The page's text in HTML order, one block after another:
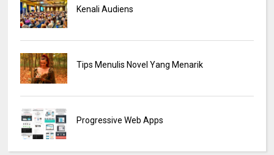
Kenali Audiens
Tips Menulis Novel Yang Menarik
Progressive Web Apps